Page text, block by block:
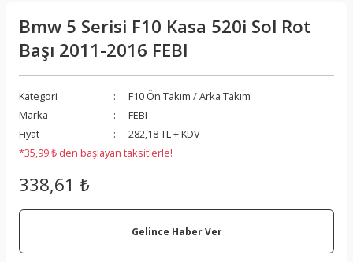
Bmw 5 Serisi F10 Kasa 520i Sol Rot
Başı 2011-2016 FEBI
Kategori
F10 Ön Takım / Arka Takım
Marka
FEBI
Fiyat
282,18 TL + KDV
*35,99 ₺ den başlayan taksitlerle!
338,61 ₺
Gelince Haber Ver